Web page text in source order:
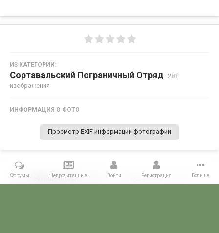
ИЗ КАТЕГОРИИ:
Сортавальский Пограничный Отряд · 283
изображения
ИНФОРМАЦИЯ О ФОТО
Просмотр EXIF информации фотографии
Поделиться Подписчики 0
Форумы Непрочитанные Войти Регистрация Больше